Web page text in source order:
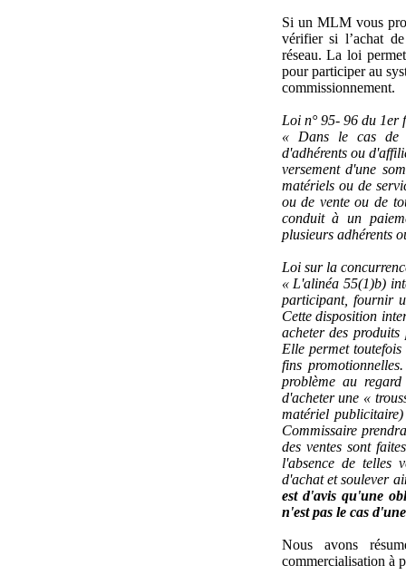
Si un MLM vous
vérifier si l’achat
réseau. La loi
pour participer au
commissionnement.
Loi n° 95- 96 du 1er
« Dans le cas de
d'adhérents ou
versement d'une
matériels ou de
ou de vente ou de
conduit à un
plusieurs adhérents
Loi sur la
« L'alinéa 55(1)b)
participant, fournir
Cette disposition
acheter des
Elle permet
fins
problème au
d'acheter une «
matériel
Commissaire
des ventes sont
l'absence de telles
d'achat et soulever
est d'avis qu'une
n'est pas le cas
Nous avons
commercialisation à